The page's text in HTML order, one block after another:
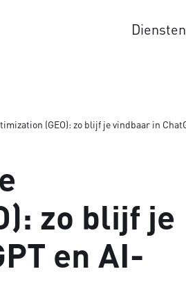
Diensten
(GEO): zo blijf je vindbaar in
zo blijf je
en AI-